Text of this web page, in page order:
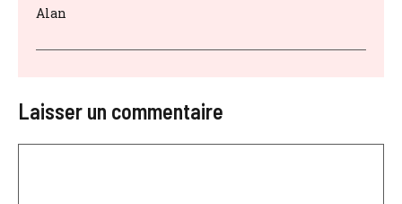
Alan
Laisser un commentaire